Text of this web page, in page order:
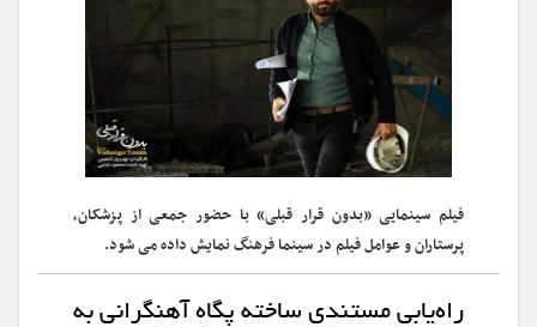
فیلم سینمایی «بدون قرار قبلی» با حضور جمعی از پزشکان،
پرستاران و عوامل فیلم در سینما فرهنگ نمایش داده می شود.
‎راه‌یابی مستندی ساخته پگاه آهنگرانی به